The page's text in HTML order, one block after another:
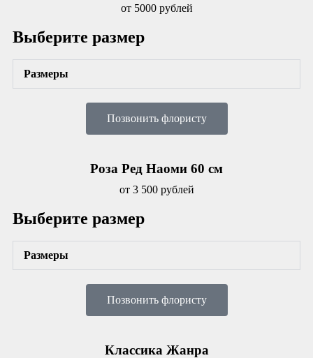
от 5000 рублей
Выберите размер
Размеры
Позвонить флористу
Роза Ред Наоми 60 см
от 3 500 рублей
Выберите размер
Размеры
Позвонить флористу
Классика Жанра